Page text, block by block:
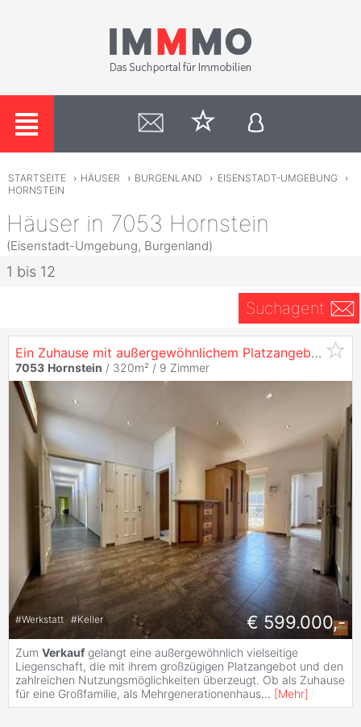
STARTSEITE › HÄUSER › BURGENLAND › EISENSTADT-UMGEBUNG
›
HORNSTEIN
Häuser in 7053 Hornstein
(Eisenstadt-Umgebung, Burgenland)
1 bis 12
Suchagent
Ein Zuhause mit außergewöhnlichem Platzangebot und vielseitigen Nutzungsmöglichkeiten!
7053 Hornstein / 320m² / 9 Zimmer
#Werkstatt #Keller € 599.000,-
Zum Verkauf gelangt eine außergewöhnlich vielseitige
Liegenschaft, die mit ihrem großzügigen Platzangebot und den
zahlreichen Nutzungsmöglichkeiten überzeugt. Ob als Zuhause
für eine Großfamilie, als Mehrgenerationenhaus... [Mehr]